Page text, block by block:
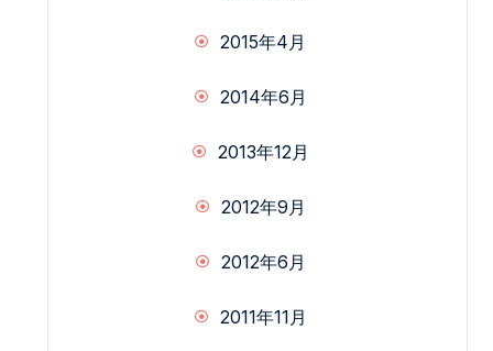
2015年4月
2014年6月
2013年12月
2012年9月
2012年6月
2011年11月